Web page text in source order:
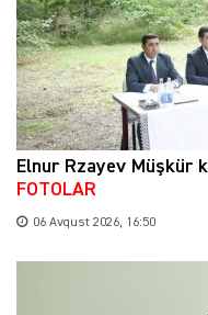
Elnur Rzayev Müşkür
FOTOLAR
06 Avqust 2026, 16:50